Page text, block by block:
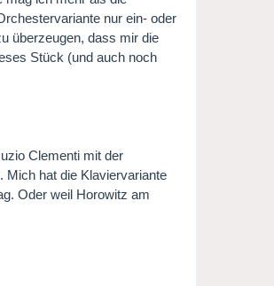
nur ein- oder
überzeugen, dass mir die
Stück (und auch noch
Clementi mit der
Mich hat die Klaviervariante
Oder weil Horowitz am